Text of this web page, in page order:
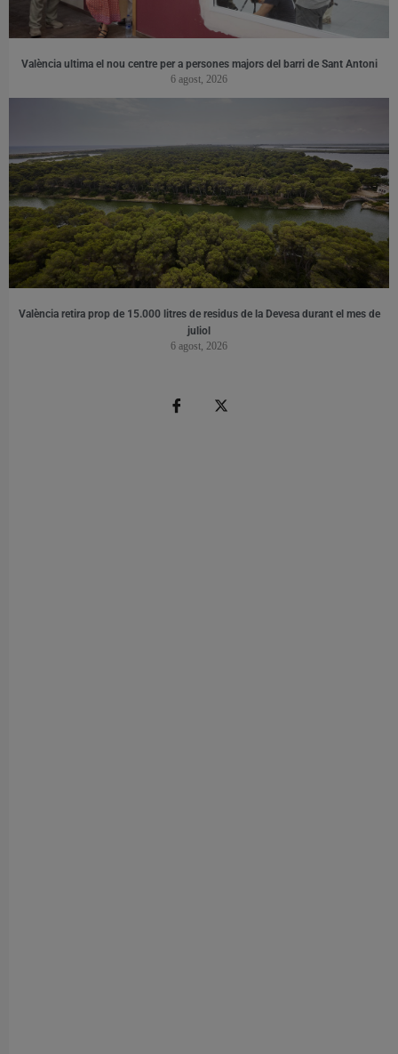
València ultima el nou centre per a persones majors del barri de Sant Antoni
6 agost, 2026
València retira prop de 15.000 litres de residus de la Devesa durant el mes de
juliol
6 agost, 2026